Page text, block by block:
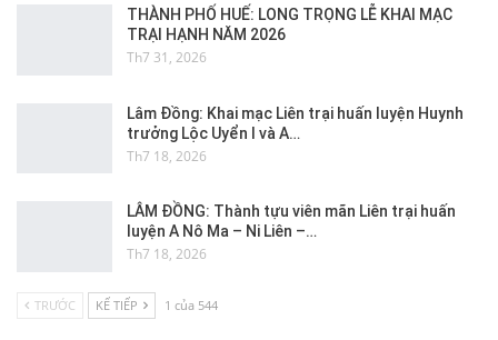
THÀNH PHỐ HUẾ: LONG TRỌNG LỄ KHAI MẠC
TRẠI HẠNH NĂM 2026
Th7 31, 2026
Lâm Đồng: Khai mạc Liên trại huấn luyện Huynh
trưởng Lộc Uyển I và A…
Th7 18, 2026
LÂM ĐỒNG: Thành tựu viên mãn Liên trại huấn
luyện A Nô Ma – Ni Liên –…
Th7 18, 2026
TRƯỚC KẾ TIẾP 1 của 544